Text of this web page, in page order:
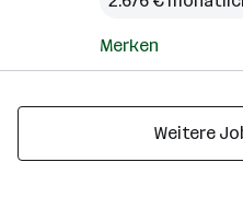
Merken
Weitere